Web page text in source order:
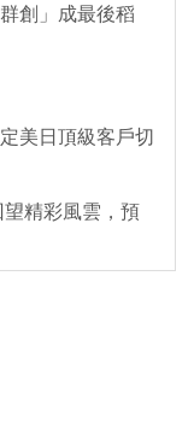
創」成最後稻
美日頂級客戶切
精彩風雲，預